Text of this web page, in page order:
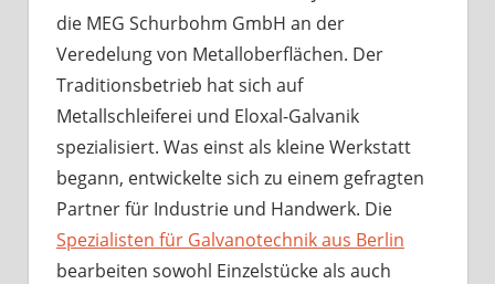
die MEG Schurbohm GmbH an der
Veredelung von Metalloberflächen. Der
Traditionsbetrieb hat sich auf
Metallschleiferei und Eloxal-Galvanik
spezialisiert. Was einst als kleine Werkstatt
begann, entwickelte sich zu einem gefragten
Partner für Industrie und Handwerk. Die
Spezialisten für Galvanotechnik aus Berlin
bearbeiten sowohl Einzelstücke als auch